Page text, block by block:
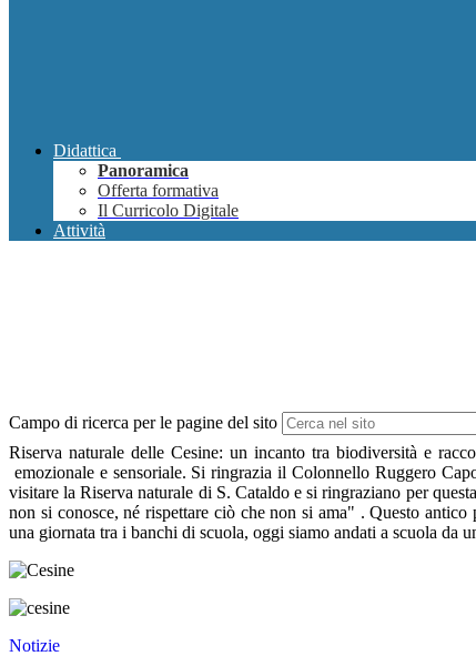
Didattica
Panoramica
Offerta formativa
Il Curricolo Digitale
Attività
Campo di ricerca per le pagine del sito
Riserva naturale delle Cesine: un incanto tra biodiversità e
emozionale e sensoriale. Si ringrazia il Colonnello Ruggero
visitare la Riserva naturale di S. Cataldo e si ringraziano per
non si conosce, né rispettare ciò che non si ama" . Questo
una giornata tra i banchi di scuola, oggi siamo andati a scuola da
Notizie